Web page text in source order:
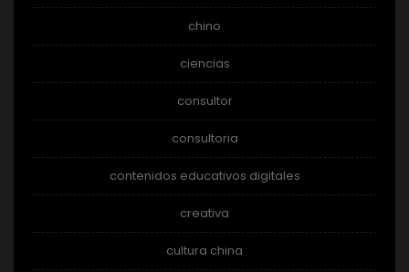
chino
ciencias
consultor
consultoria
contenidos educativos digitales
creativa
cultura china